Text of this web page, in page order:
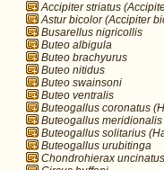
Accipiter striatus
Astur bicolor (Accipiter
Busarellus nigricollis
Buteo albigula
Buteo brachyurus
Buteo nitidus
Buteo swainsoni
Buteo ventralis
Buteogallus coronatus
Buteogallus
Buteogallus solitarius
Buteogallus urubitinga
Chondrohierax uncinatus